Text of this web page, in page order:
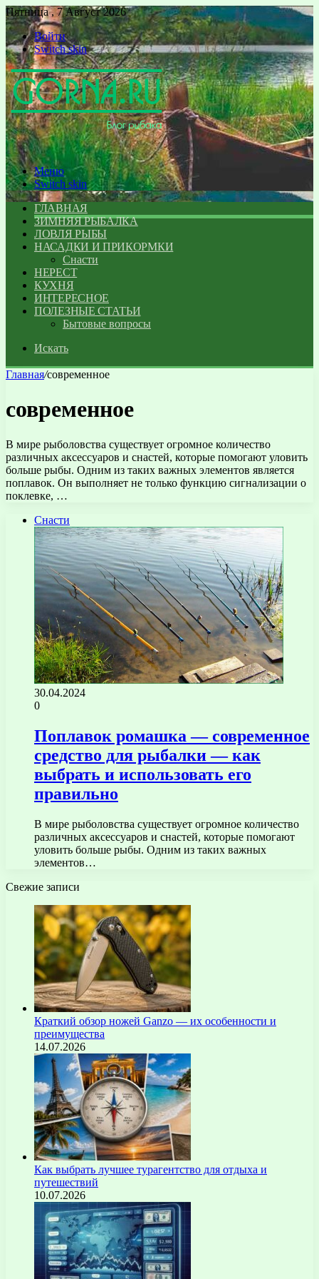
Пятница , 7 Август 2026
Войти
Switch skin
Меню
Switch skin
ГЛАВНАЯ
ЗИМНЯЯ РЫБАЛКА
ЛОВЛЯ РЫБЫ
НАСАДКИ И ПРИКОРМКИ
Снасти
НЕРЕСТ
КУХНЯ
ИНТЕРЕСНОЕ
ПОЛЕЗНЫЕ СТАТЬИ
Бытовые вопросы
Искать
Главная/современное
современное
В мире рыболовства существует огромное количество
различных аксессуаров и снастей, которые помогают уловить
больше рыбы. Одним из таких важных элементов является
поплавок. Он выполняет не только функцию сигнализации о
поклевке, …
Снасти
30.04.2024
0
Поплавок ромашка — современное
средство для рыбалки — как
выбрать и использовать его
правильно
В мире рыболовства существует огромное количество
различных аксессуаров и снастей, которые помогают
уловить больше рыбы. Одним из таких важных
элементов…
Свежие записи
Краткий обзор ножей Ganzo — их особенности и
преимущества
14.07.2026
Как выбрать лучшее турагентство для отдыха и
путешествий
10.07.2026